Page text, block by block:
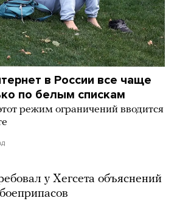
в России все чаще
по белым спискам
режим ограничений вводится
у Хегсета объяснений